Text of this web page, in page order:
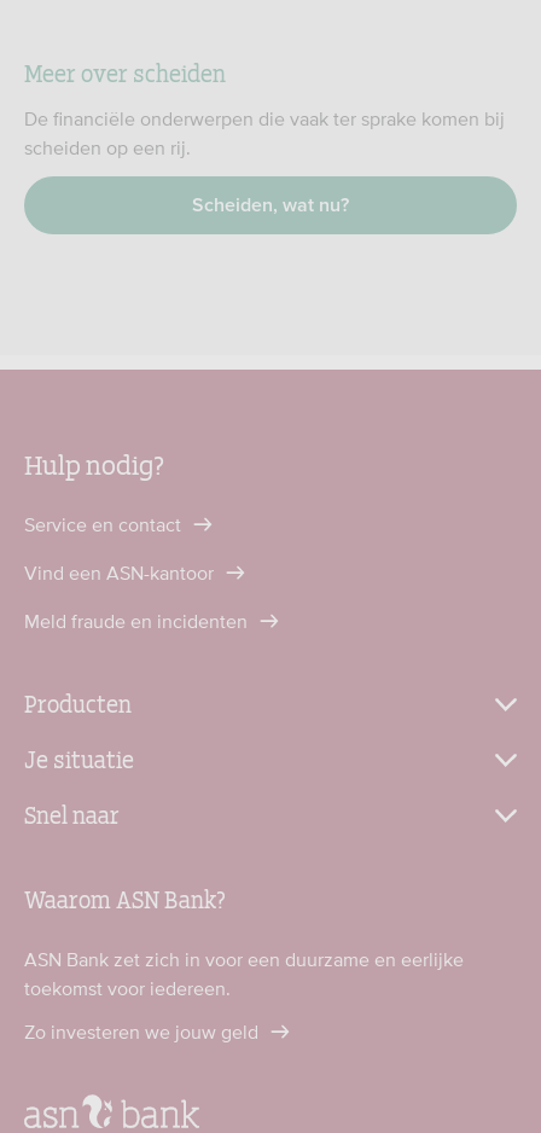
Meer over scheiden
De financiële onderwerpen die vaak ter sprake komen bij
scheiden op een rij.
Scheiden, wat nu?
Hulp nodig?
Service en contact
Vind een ASN-kantoor
Meld fraude en incidenten
Producten
Je situatie
Snel naar
Waarom ASN Bank?
ASN Bank zet zich in voor een duurzame en eerlijke
toekomst voor iedereen.
Zo investeren we jouw geld